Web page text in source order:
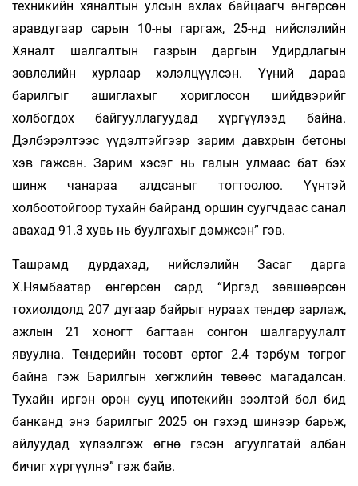
техникийн хяналтын улсын ахлах байцаагч өнгөрсөн
аравдугаар сарын 10-ны гаргаж, 25-нд нийслэлийн
Хяналт шалгалтын газрын даргын Удирдлагын
зөвлөлийн хурлаар хэлэлцүүлсэн. Үүний дараа
барилгыг ашиглахыг хориглосон шийдвэрийг
холбогдох байгууллагуудад хүргүүлээд байна.
Дэлбэрэлтээс үүдэлтэйгээр зарим давхрын бетоны
хэв гажсан. Зарим хэсэг нь галын улмаас бат бэх
шинж чанараа алдсаныг тогтоолоо. Үүнтэй
холбоотойгоор тухайн байранд оршин суугчдаас санал
авахад 91.3 хувь нь буулгахыг дэмжсэн” гэв.
Ташрамд дурдахад, нийслэлийн Засаг дарга
Х.Нямбаатар өнгөрсөн сард “Иргэд зөвшөөрсөн
тохиолдолд 207 дугаар байрыг нураах тендер зарлаж,
ажлын 21 хоногт багтаан сонгон шалгаруулалт
явуулна. Тендерийн төсөвт өртөг 2.4 тэрбум төгрөг
байна гэж Барилгын хөгжлийн төвөөс магадалсан.
Тухайн иргэн орон сууц ипотекийн зээлтэй бол бид
банканд энэ барилгыг 2025 он гэхэд шинээр барьж,
айлуудад хүлээлгэж өгнө гэсэн агуулгатай албан
бичиг хүргүүлнэ” гэж байв.